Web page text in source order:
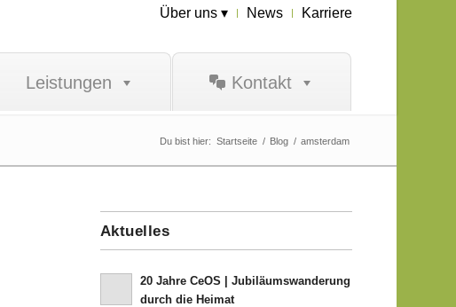
Über uns ▾ News Karriere
Leistungen Kontakt
Du bist hier: Startseite / Blog / amsterdam
Aktuelles
20 Jahre CeOS | Jubiläumswanderung
durch die Heimat